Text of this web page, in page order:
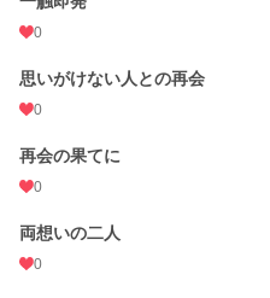
0
思いがけない人との再会
0
再会の果てに
0
両想いの二人
0